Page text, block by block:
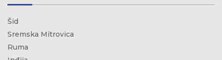
Šid
Sremska Mitrovica
Ruma